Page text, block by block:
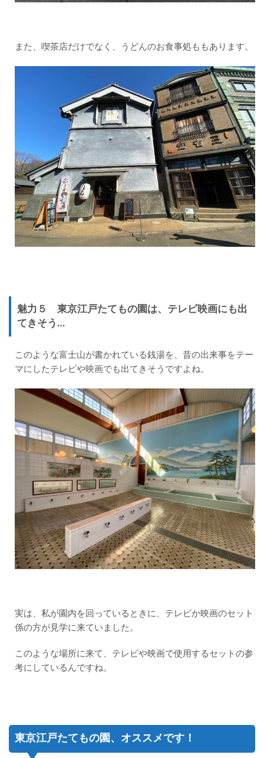
また、喫茶店だけでなく、うどんのお食事処ももあります。
魅力５ 東京江戸たてもの園は、 テレビ映画にも出
てきそう…
このような富士山が書かれている銭湯を、昔の出来事をテー
マにしたテレビや映画でも出てきそうですよね。
実は、私が園内を回っているときに、テレビか映画のセット
係の方が見学に来ていました。
このような場所に来て、テレビや映画で使用するセットの参
考にしているんですね。
東京江戸たてもの園、オススメです！